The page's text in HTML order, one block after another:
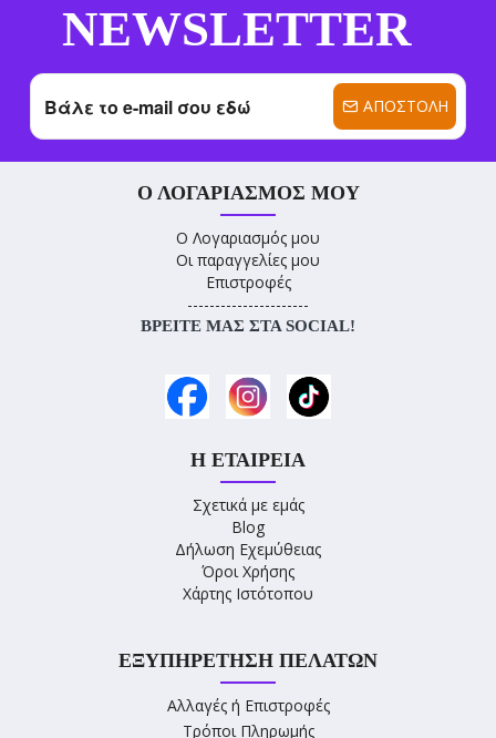
NEWSLETTER
ΑΠΟΣΤΟΛΉ
Ο ΛΟΓΑΡΙΑΣΜΌΣ ΜΟΥ
Ο Λογαριασμός μου
Οι παραγγελίες μου
Επιστροφές
----------------------
ΒΡΕΊΤΕ ΜΑΣ ΣΤΑ SOCIAL!
Η ΕΤΑΙΡΕΊΑ
Σχετικά με εμάς
Blog
Δήλωση Εχεμύθειας
Όροι Χρήσης
Χάρτης Ιστότοπου
ΕΞΥΠΗΡΈΤΗΣΗ ΠΕΛΑΤΏΝ
Αλλαγές ή Επιστροφές
Τρόποι Πληρωμής